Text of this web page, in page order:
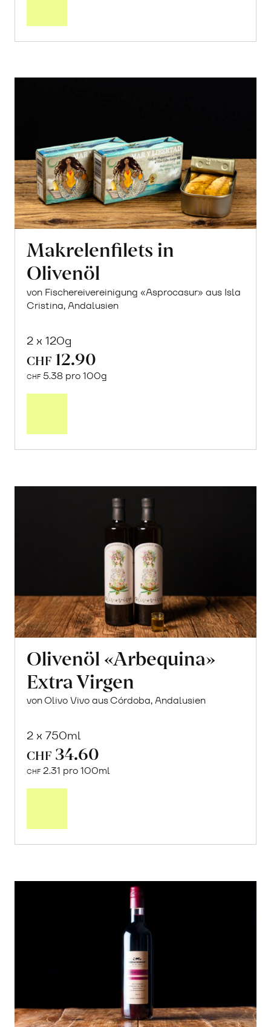
Makrelenfilets in
Olivenöl
von Fischereivereinigung «Asprocasur» aus Isla
Cristina, Andalusien
2 x 120g
CHF 12.90
CHF 5.38 pro 100g
Olivenöl «Arbequina»
Extra Virgen
von Olivo Vivo aus Córdoba, Andalusien
2 x 750ml
CHF 34.60
CHF 2.31 pro 100ml